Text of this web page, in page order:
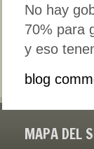
No hay
70% para
y eso
blog
MAPA DEL